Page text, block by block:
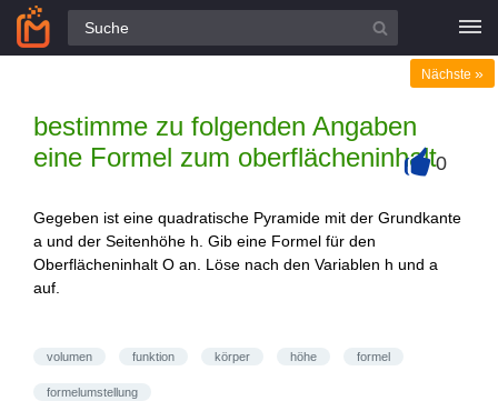
Alle Fragen
bestimme zu folgenden Angaben
eine Formel zum oberflächeninhalt
Nächste »
0
Gegeben ist eine quadratische Pyramide mit der Grundkante
a und der Seitenhöhe h. Gib eine Formel für den
Oberflächeninhalt O an. Löse nach den Variablen h und a
auf.
volumen funktion körper höhe formel
formelumstellung